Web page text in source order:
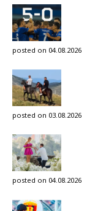
posted on 04.08.2026
posted on 03.08.2026
posted on 04.08.2026